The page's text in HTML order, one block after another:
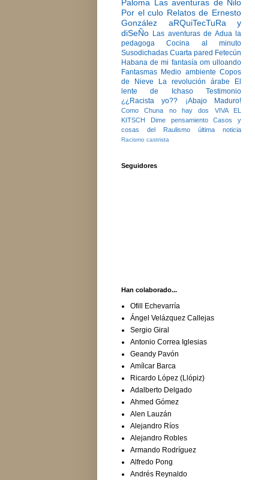
Paloma Las aventuras de Nilo
Por el culo Relatos de Ernesto
González
aRQuiTecTuRa y
diSeÑo Las aventuras de Adua la
pedagoga
Cocina al minuto
Susodichadas Cuarta pared Fetecún
Habana de mi fantasía om ulloando
Fantasmas Medio ambiente Copos
de Nieve
La revolución árabe
El
lente de Ichaso
Testimonio
¿¿Racista yo??
¡Abajo Maduro!
Como Chuna no hay dos
VIVA EL
KITSCH
Dime pensamiento
Casos y
cosas del Raulismo
última noticia
Racismo castrista
Seguidores
Han colaborado...
Ofill Echevarría
Ángel Velázquez Callejas
Sergio Giral
Antonio Correa Iglesias
Geandy Pavón
Amílcar Barca
Ricardo López (Llópiz)
Adalberto Delgado
Ahmed Gómez
Alen Lauzán
Alejandro Ríos
Alejandro Robles
Armando Rodríguez
Alfredo Pong
Andrés Reynaldo